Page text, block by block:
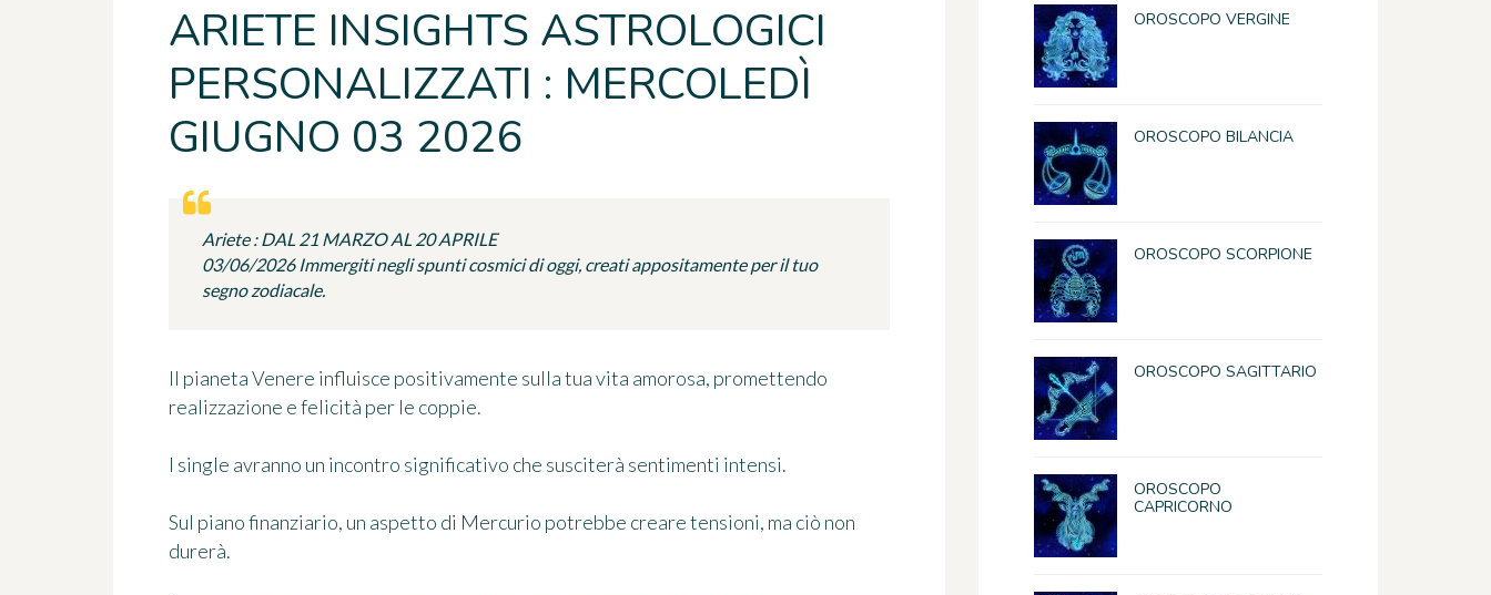
ARIETE INSIGHTS ASTROLOGICI
PERSONALIZZATI : MERCOLEDÌ
GIUGNO 03 2026
Ariete : DAL 21 MARZO AL 20 APRILE
03/06/2026 Immergiti negli spunti cosmici di oggi, creati appositamente per il tuo
segno zodiacale.
Il pianeta Venere influisce positivamente sulla tua vita amorosa, promettendo
realizzazione e felicità per le coppie.
I single avranno un incontro significativo che susciterà sentimenti intensi.
Sul piano finanziario, un aspetto di Mercurio potrebbe creare tensioni, ma ciò non
durerà.
OROSCOPO VERGINE
OROSCOPO BILANCIA
OROSCOPO SCORPIONE
OROSCOPO SAGITTARIO
OROSCOPO
CAPRICORNO